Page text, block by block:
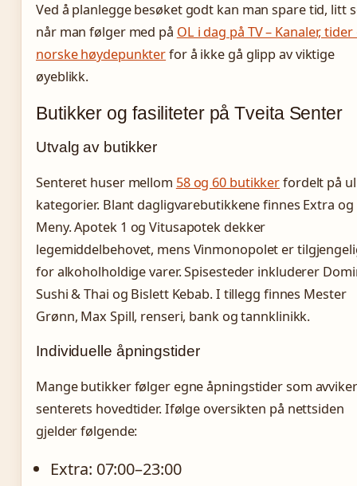
Ved å planlegge besøket godt kan man spare tid, litt
når man følger med på OL i dag på TV – Kanaler,
norske høydepunkterfor å ikke gå glipp av viktige
øyeblikk.
Butikker og fasiliteter på Tveita Senter
Utvalg av butikker
Senteret huser mellom 58 og 60 butikkerfordelt på
kategorier. Blant dagligvarebutikkene finnes Extra og
Meny. Apotek 1 og Vitusapotek dekker
legemiddelbehovet, mens Vinmonopolet er
for alkoholholdige varer. Spisesteder inkluderer
Sushi & Thai og Bislett Kebab. I tillegg finnes Mester
Grønn, Max Spill, renseri, bank og tannklinikk.
Individuelle åpningstider
Mange butikker følger egne åpningstider som
senterets hovedtider. Ifølge oversikten på nettsiden
gjelder følgende:
Extra: 07:00–23:00